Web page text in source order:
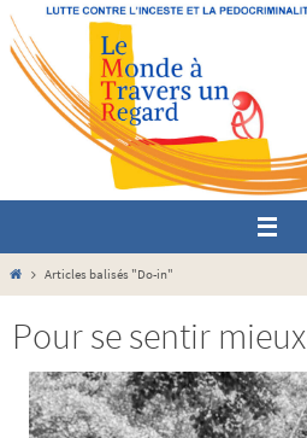
Passer
vers
contenu
HomeArticles balisés "Do-in"
Pour se sentir mieux